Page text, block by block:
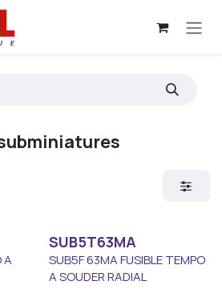
A
SUB5T63MA
SUB5F 63MA FUSIBLE TEMPO
A SOUDER RADIAL